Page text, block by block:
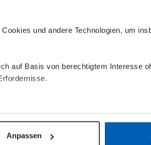
und andere Technologien, um
auf Basis von berechtigtem Interesse
Anpassen
Systeme
Reflex: neue Anforderung, neues
in der ERP, GIS, DMS,